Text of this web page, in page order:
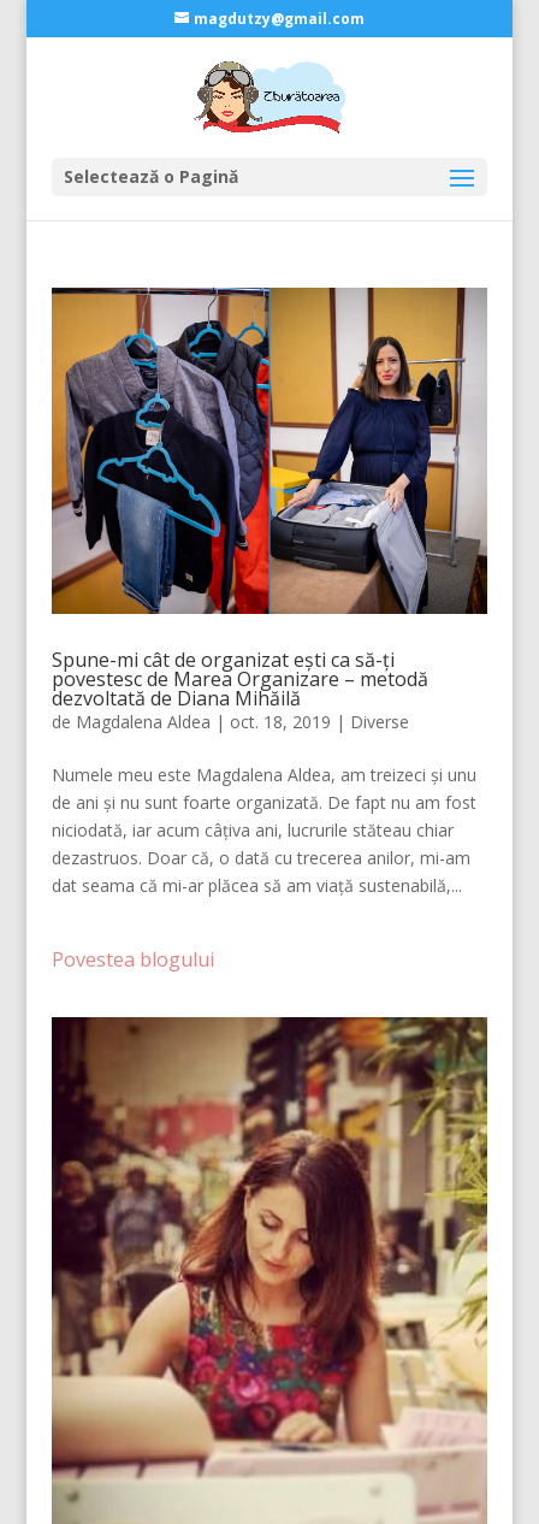
magdutzy@gmail.com
Selectează o Pagină
Spune-mi cât de organizat ești ca să-ți
povestesc de Marea Organizare – metodă
dezvoltată de Diana Mihăilă
de Magdalena Aldea | oct. 18, 2019 | Diverse
Numele meu este Magdalena Aldea, am treizeci și unu
de ani și nu sunt foarte organizată. De fapt nu am fost
niciodată, iar acum câțiva ani, lucrurile stăteau chiar
dezastruos. Doar că, o dată cu trecerea anilor, mi-am
dat seama că mi-ar plăcea să am viață sustenabilă,...
Povestea blogului